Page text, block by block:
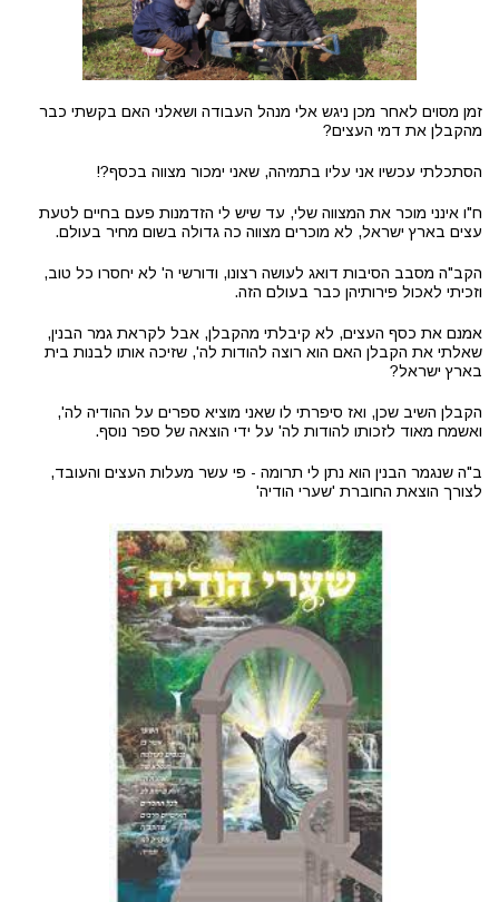
זמן מסוים לאחר מכן ניגש אלי מנהל העבודה ושאלני האם בקשתי כבר
מהקבלן את דמי העצים?
הסתכלתי עכשיו אני עליו בתמיהה, שאני ימכור מצווה בכסף?!
ח"ו אינני מוכר את המצווה שלי, עד שיש לי הזדמנות פעם בחיים לטעת
עצים בארץ ישראל, לא מוכרים מצווה כה גדולה בשום מחיר בעולם.
הקב"ה מסבב הסיבות דואג לעושה רצונו, ודורשי ה' לא יחסרו כל טוב,
וזכיתי לאכול פירותיהן כבר בעולם הזה.
אמנם את כסף העצים, לא קיבלתי מהקבלן, אבל לקראת גמר הבנין,
שאלתי את הקבלן האם הוא רוצה להודות לה', שזיכה אותו לבנות בית
בארץ ישראל?
הקבלן השיב שכן, ואז סיפרתי לו שאני מוציא ספרים על ההודיה לה',
ואשמח מאוד לזכותו להודות לה' על ידי הוצאה של ספר נוסף.
ב"ה שנגמר הבנין הוא נתן לי תרומה - פי עשר מעלות העצים והעובד,
לצורך הוצאת החוברת 'שערי הודיה'